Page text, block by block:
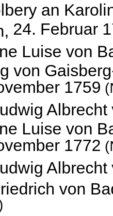
an
24. Februar
Luise von
von
1759
Luise von
1772
von